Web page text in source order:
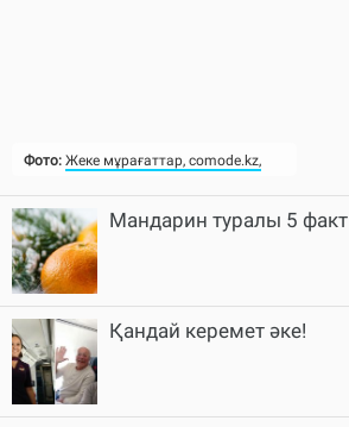
Фото: Жеке мұрағаттар, comode.kz,
Мандарин туралы 5 факт
Қандай керемет әке!